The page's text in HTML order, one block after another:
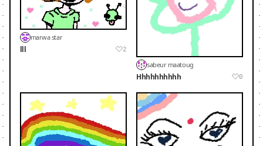
marwa star
lll 2
sabeur maatoug
Hhhhhhhhhh 0